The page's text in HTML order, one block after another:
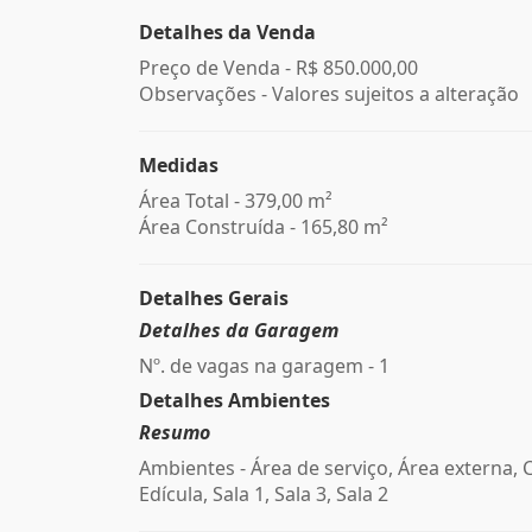
Detalhes da Venda
Preço de Venda - R$ 850.000,00
Observações - Valores sujeitos a alteração
Medidas
Área Total - 379,00 m²
Área Construída - 165,80 m²
Detalhes Gerais
Detalhes da Garagem
Nº. de vagas na garagem - 1
Detalhes Ambientes
Resumo
Ambientes - Área de serviço, Área externa,
Edícula, Sala 1, Sala 3, Sala 2